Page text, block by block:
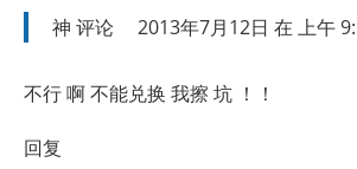
神 评论 2013年7月12日 在 上午
不行 啊 不能兑换 我擦 坑 ！！
回复